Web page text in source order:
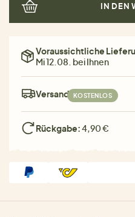
IN DEN
Voraussichtliche
Mi 12.08. bei Ihnen
Versand: KOSTENLOS
Rückgabe:4,90 €